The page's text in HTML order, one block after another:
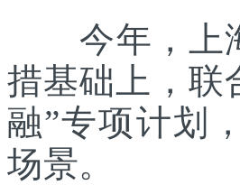
今年，上海
措基础上，联
融”专项计划
场景。